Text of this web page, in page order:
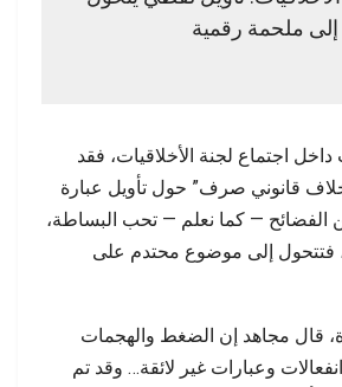
إلى ملحمة رقمية
داخل اجتماع لجنة الأخلاقيات، فقد
قانوني صرف” حول تأويل عبارة
الفضائح — كما نعلم — تحب البساطة،
فتتحول إلى موضوع محتدم على
قال مجاهد إن الضغط والهجمات
وعبارات غير لائقة… وقد تم